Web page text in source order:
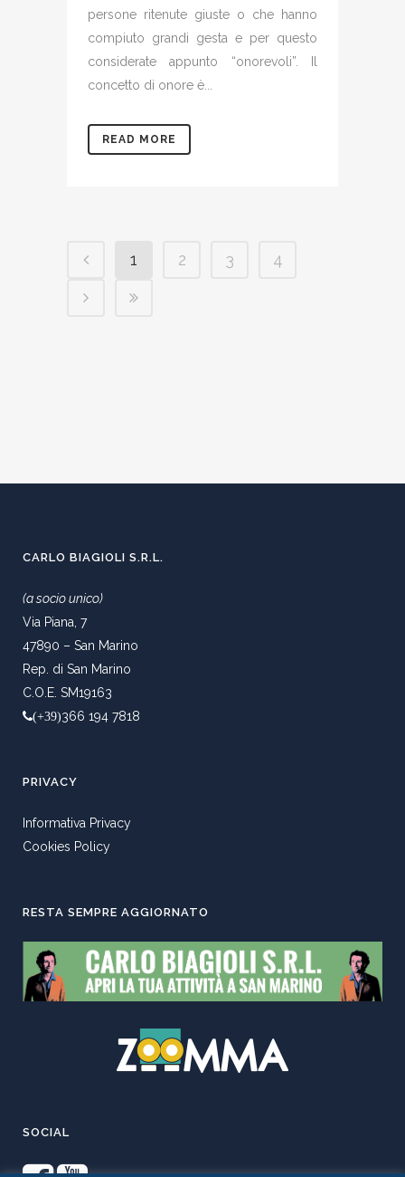
persone ritenute giuste o che hanno
compiuto grandi gesta e per questo
considerate appunto “onorevoli”. Il
concetto di onore è...
READ MORE
1 2 3 4
CARLO BIAGIOLI S.R.L.
(a socio unico)
Via Piana, 7
47890 – San Marino
Rep. di San Marino
C.O.E. SM19163
(+39)366 194 7818
PRIVACY
Informativa Privacy
Cookies Policy
RESTA SEMPRE AGGIORNATO
SOCIAL